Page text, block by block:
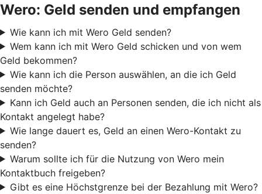
Wero: Geld senden und empfangen
Wie kann ich mit Wero Geld senden?
Wem kann ich mit Wero Geld schicken und von wem
Geld bekommen?
Wie kann ich die Person auswählen, an die ich Geld
senden möchte?
Kann ich Geld auch an Personen senden, die ich nicht als
Kontakt angelegt habe?
Wie lange dauert es, Geld an einen Wero-Kontakt zu
senden?
Warum sollte ich für die Nutzung von Wero mein
Kontaktbuch freigeben?
Gibt es eine Höchstgrenze bei der Bezahlung mit Wero?